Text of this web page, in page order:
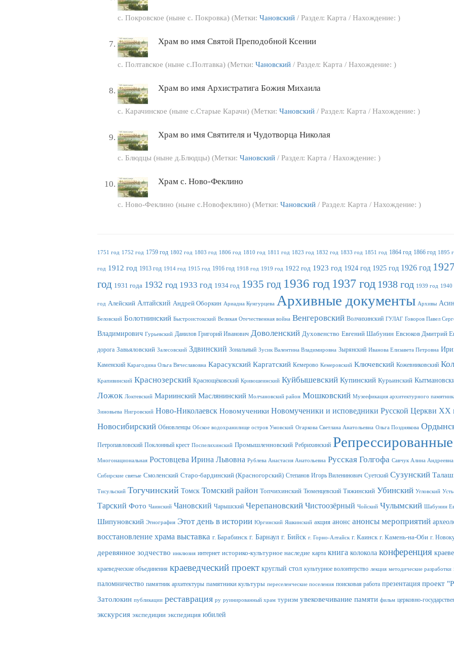
с. Покровское (ныне с. Покровка) (Метки: Чановский / Раздел: Карта / Нахождение: )
Храм во имя Святой Преподобной Ксении
с. Полтавское (ныне с.Полтавка) (Метки: Чановский / Раздел: Карта / Нахождение: )
Храм во имя Архистратига Божия Михаила
с. Карачинское (ныне с.Старые Карачи) (Метки: Чановский / Раздел: Карта / Нахождение: )
Храм во имя Святителя и Чудотворца Николая
с. Блюдцы (ныне д.Блюдцы) (Метки: Чановский / Раздел: Карта / Нахождение: )
Храм с. Ново-Феклино
с. Ново-Феклино (ныне с.Новофеклино) (Метки: Чановский / Раздел: Карта / Нахождение: )
1751 год 1752 год 1759 год 1802 год 1803 год 1806 год 1810 год 1811 год 1823 год 1832 год 1833 год 1851 год 1864 год 1866 год 1895
год 1912 год 1913 год 1914 год 1915 год 1916 год 1918 год 1919 год 1922 год 1923 год 1924 год 1925 год 1926 год
год 1931 года 1932 год 1933 год 1934 год 1935 год 1936 год 1937 год 1938 год 1939 год 1940
год Алейский Алтайский Андрей Оборкин Ариадна Кунгурцева Архивные документы Архивы
Беловский Болотнинский Быстроистокский Великая Отечественная война Венгеровский Волчихинский ГУЛАГ Говоров Павел
Владимирович Гурьевский Данилов Григорий Иванович Доволенский Духовенство Евгений Шабунин Евсюков Дмитрий
дорога Завьяловский Залесовский Здвинский Зональный Зусик Валентина Владимировна Зырянский Иванова Елизавета Петровна
Каменский Карагодина Ольга Вячеславовна Карасукский Каргатский Кемерово Кемеровский Ключевский Кожевниковский
Крапивинский Краснозерский Краснощёковский Кривошеинский Куйбышевский Купинский Курьинский
Ложок Локтевский Мариинский Маслянинский Молчановский район Мошковский Музеефикация архитектурного
Зиновьева Нигровский Ново-Николаевск Новомученики Новомученики и исповедники Русской Церкви XX
Новосибирский Обновленцы Обское водохранилище остров Умовский Огаркова Светлана Анатольевна Ольга Позднякова
Петропавловский Поклонный крест Поспелихинский Промышленновский Ребрихинский Репрессированные
Многонациональная Ростовцева Ирина Львовна Рублева Анастасия Анатольевна Русская Голгофа Савчук Алина Андреевна
Сибирские святые Смоленский Старо-бардинский (Красногорский) Степанов Игорь Виленинович Суетский Сузунский
Тисульский Тогучинский Томск Томский район Топчихинский Тюменцевский Тяжинский Убинский Угловский
Тарский Фото Чаинский Чановский Чарышский Черепановский Чистоозёрный Чойский Чулымский Шабунин
Шипуновский Этнография Этот день в истории Юргинский Яшкинский акция анонс анонсы мероприятий
восстановление храма выставка г. Барабинск г. Барнаул г. Бийск г. Горно-Алтайск г. Каинск г. Камень-на-Оби г.
деревянное зодчество инклюзия интернет историко-культурное наследие карта книга колокола конференция
краеведческие объединения краеведческий проект круглый стол культурное волонтерство лекция методические разработки
паломничество памятник архитектуры памятники культуры переселенческие поселения поисковая работа презентация проект
Затолокин публикации реставрация ру руинированный храм туризм увековечивание памяти фильм церковно-
экскурсия экспедиции экспедиция юбилей